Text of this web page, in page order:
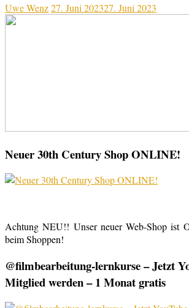
Uwe Wenz27. Juni 202327. Juni 2023
Neuer 30th Century Shop ONLINE!
Achtung NEU!! Unser neuer Web-Shop ist
beim Shoppen!
@filmbearbeitung-lernkurse – Jetzt
Mitglied werden – 1 Monat gratis